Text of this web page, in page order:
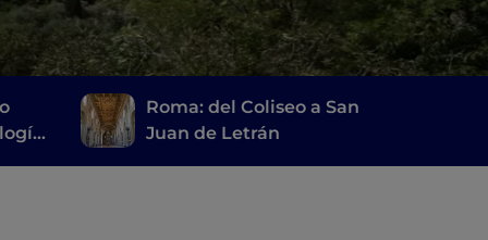
Roma: del Coliseo a San
Juan de Letrán